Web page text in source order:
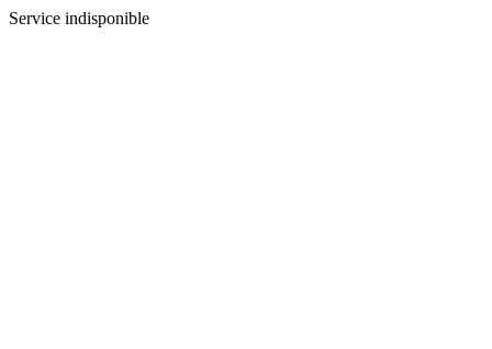
Service indisponible